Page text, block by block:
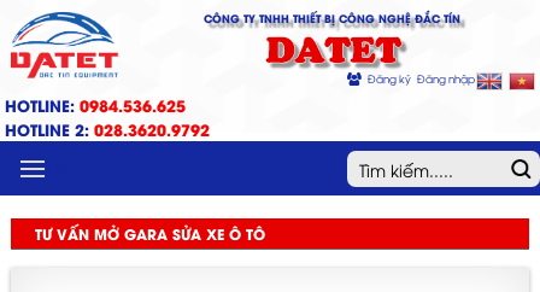
CÔNG TY TNHH THIẾT BỊ CÔNG NGHỆ ĐẮC TÍN
DATET
Đăng ký Đăng nhập
HOTLINE: 0984.536.625
HOTLINE 2: 028.3620.9792
MENU
TƯ VẤN MỞ GARA SỬA XE Ô TÔ